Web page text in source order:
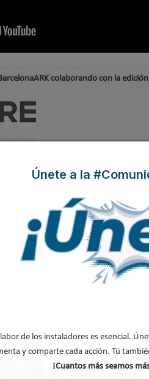
colaborando con la
suma capas de
según Pamela Martín, aprendizajes
un referente por haber situado a
en el centro, pensó en la
una ciudad abierta, conectada y
la transformación derivada de
con el Mediterráneo. “El legado
el espacio público y barrios
su frente marítimo, su costa y su
no se detuvo en 1992. Después
o en el propio frente marítimo,
Únete a la
labor de los instaladores es esencial.
y comparte cada acción. Tú
¡Cuantos más seamos